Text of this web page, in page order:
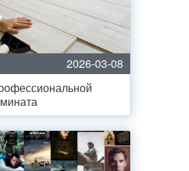
2026-03-08